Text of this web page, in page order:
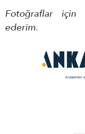
Fotoğraflar için
ederim.